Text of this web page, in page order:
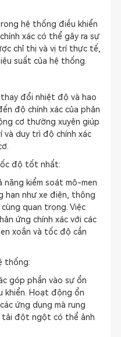
hệ thống điều khiển
xác có thể gây ra sự
chỉ thị và vị trí thực tế,
suất của hệ thống.
đổi nhiệt độ và hao
độ chính xác của phản
cơ thường xuyên giúp
và duy trì độ chính xác
độ tốt nhất:
năng kiểm soát mô-men
hạn như xe điện, thông
quan trọng. Việc
ứng chính xác với các
xoắn và tốc độ cần
thống:
góp phần vào sự ổn
khiển. Hoạt động ổn
ứng dụng mà rung
đột ngột có thể ảnh